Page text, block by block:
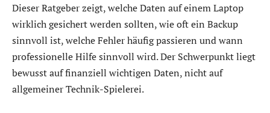
Dieser Ratgeber zeigt, welche Daten auf einem Laptop
wirklich gesichert werden sollten, wie oft ein Backup
sinnvoll ist, welche Fehler häufig passieren und wann
professionelle Hilfe sinnvoll wird. Der Schwerpunkt liegt
bewusst auf finanziell wichtigen Daten, nicht auf
allgemeiner Technik-Spielerei.